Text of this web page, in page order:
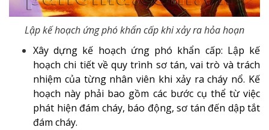
Lập kế hoạch ứng phó khẩn cấp khi xảy ra hỏa hoạn
Xây dựng kế hoạch ứng phó khẩn cấp: Lập kế
hoạch chi tiết về quy trình sơ tán, vai trò và trách
nhiệm của từng nhân viên khi xảy ra cháy nổ. Kế
hoạch này phải bao gồm các bước cụ thể từ việc
phát hiện đám cháy, báo động, sơ tán đến dập tắt
đám cháy.